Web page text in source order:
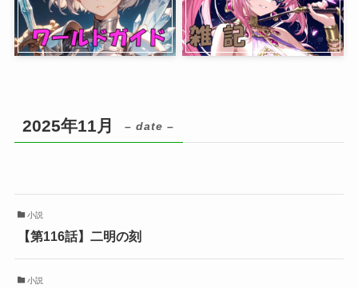
2025年11月 – date –
小説
【第116話】二明の刻
小説